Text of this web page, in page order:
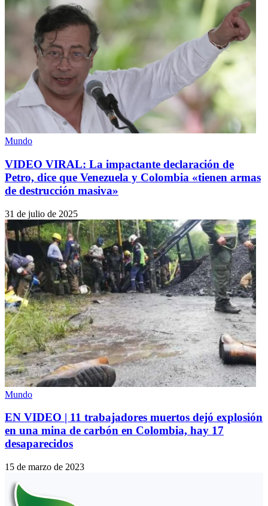
Mundo
VIDEO VIRAL: La impactante declaración de
Petro, dice que Venezuela y Colombia «tienen armas
de destrucción masiva»
31 de julio de 2025
Mundo
EN VIDEO | 11 trabajadores muertos dejó explosión
en una mina de carbón en Colombia, hay 17
desaparecidos
15 de marzo de 2023